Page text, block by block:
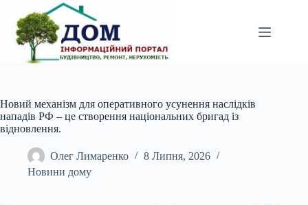
вмісту
Новий механізм для оперативного усунення наслідків
нападів РФ – це створення національних бригад із
відновлення.
Олег Лимаренко
8 Липня, 2026
Новини дому